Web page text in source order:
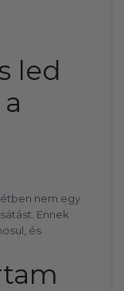
led
nem egy
Ennek
és